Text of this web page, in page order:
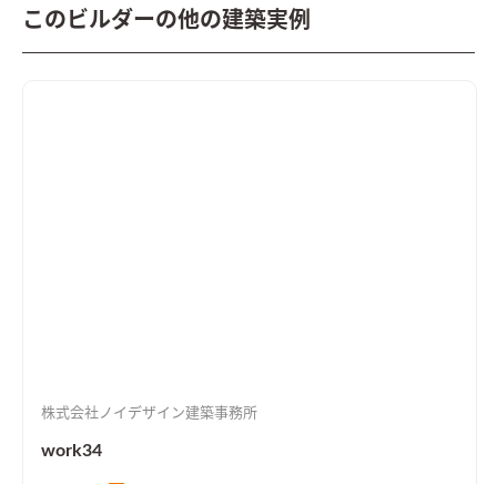
このビルダーの他の建築実例
株式会社ノイデザイン建築事務所
work34